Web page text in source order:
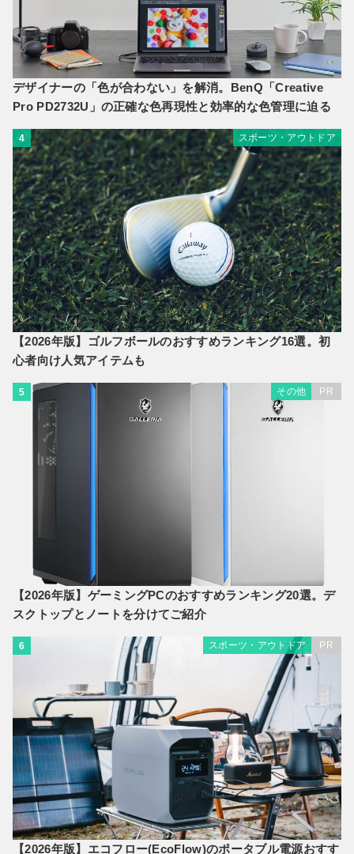
デザイナーの「色が合わない」を解消。BenQ「Creative
Pro PD2732U」の正確な色再現性と効率的な色管理に迫る
4 スポーツ・アウトドア
【2026年版】ゴルフボールのおすすめランキング16選。初
心者向け人気アイテムも
5 その他 PR
【2026年版】ゲーミングPCのおすすめランキング20選。デ
スクトップとノートを分けてご紹介
6 スポーツ・アウトドア PR
【2026年版】エコフロー(EcoFlow)のポータブル電源おすす